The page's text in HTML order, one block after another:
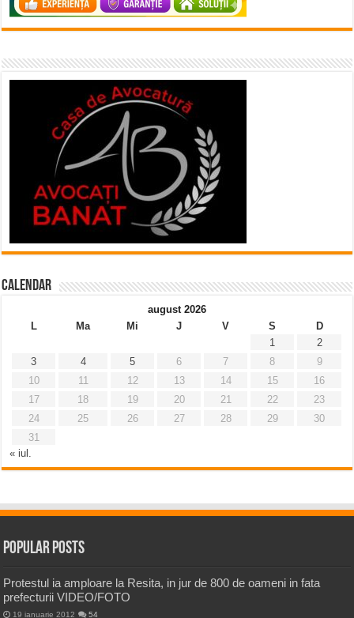
Calendar
august 2026
L
Ma Mi J V S
D
1
2
3
4 5 6 7 8
9
10
11 12 13 14 15
16
17
18 19 20 21 22
23
24
25 26 27 28 29
30
31
« iul.
Popular Posts
Protestul ia amploare la Resita, in jur de 800 de oameni in fata
prefecturii VIDEO/FOTO
19 ianuarie 2012 54